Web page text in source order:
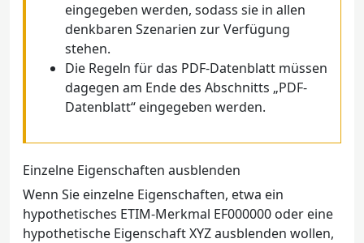
eingegeben werden, sodass sie in allen
denkbaren Szenarien zur Verfügung
stehen.
Die Regeln für das PDF-Datenblatt müssen
dagegen am Ende des Abschnitts „PDF-
Datenblatt“ eingegeben werden.
Einzelne Eigenschaften ausblenden
Wenn Sie einzelne Eigenschaften, etwa ein
hypothetisches ETIM-Merkmal EF000000 oder eine
hypothetische Eigenschaft XYZ ausblenden wollen,